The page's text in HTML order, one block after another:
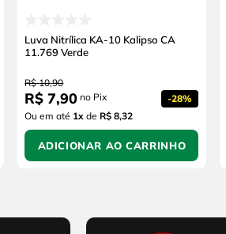
Luva Nitrílica KA-10 Kalipso CA
11.769 Verde
R$ 10,90
R$ 7,90 no Pix -28%
Ou em até 1x de R$ 8,32
ADICIONAR AO CARRINHO